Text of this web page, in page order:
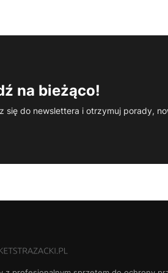
na bieżąco!
się do newslettera i otrzymuj porady,